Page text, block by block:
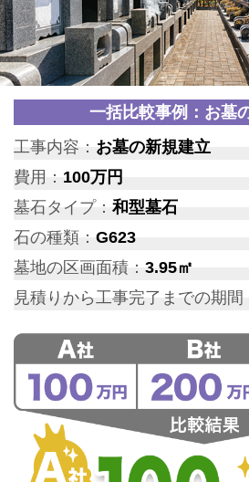
一括比較事例：お墓
工事内容： お墓の新規建立
費用： 100万円
墓石タイプ：和型墓石
石の種類： G623
墓地の区画面積： 3.95㎡
見積りから工事完了までの期間